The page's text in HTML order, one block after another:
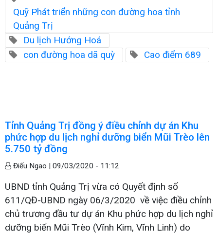
Quỹ Phát triển những con đường hoa tỉnh
Quảng Trị
Du lịch Hướng Hoá
con đường hoa dã quỳ
Cao điểm 689
Tỉnh Quảng Trị đồng ý điều chỉnh dự án Khu
phức hợp du lịch nghỉ dưỡng biển Mũi Trèo lên
5.750 tỷ đồng
Điếu Ngao | 09/03/2020 - 11:12
UBND tỉnh Quảng Trị vừa có Quyết định số
611/QĐ-UBND ngày 06/3/2020 về việc điều chỉnh
chủ trương đầu tư dự án Khu phức hợp du lịch nghỉ
dưỡng biển Mũi Trèo (Vĩnh Kim, Vĩnh Linh) do